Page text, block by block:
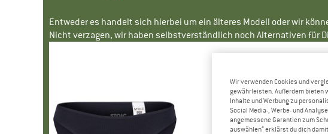
Entweder es handelt sich hierbei um ein älteres Modell oder wir
Nicht verzagen, wir haben selbstverständlich noch Alternativen für
Wir verwenden Cookies und
gewährleisten. Außerdem bieten
Inhalte und Werbung zu
Social Media-, Werbe- und
angemessene Garantien zum
auswählen“ erklärst du dich